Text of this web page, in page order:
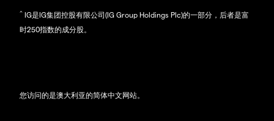
^ IG是IG集团控股有限公司(IG Group Holdings Plc)的一部分，后者是富
时250指数的成分股。
您访问的是澳大利亚的简体中文网站。